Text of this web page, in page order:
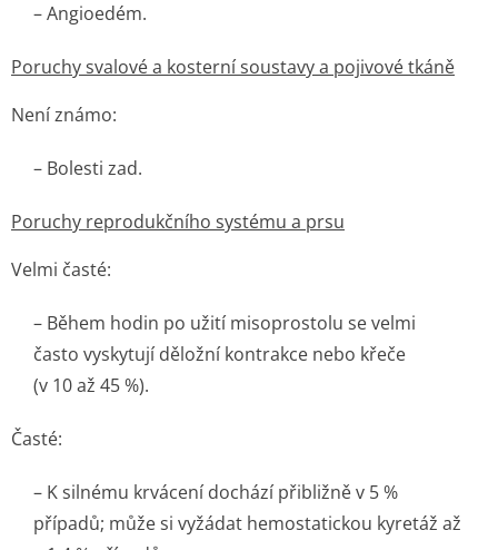
– Angioedém.
Poruchy svalové a kosterní soustavy a pojivové tkáně
Není známo:
– Bolesti zad.
Poruchy reprodukčního systému a prsu
Velmi časté:
– Během hodin po užití misoprostolu se velmi
často vyskytují děložní kontrakce nebo křeče
(v 10 až 45 %).
Časté:
– K silnému krvácení dochází přibližně v 5 %
případů; může si vyžádat hemostatickou kyretáž až